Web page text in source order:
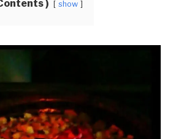
) show